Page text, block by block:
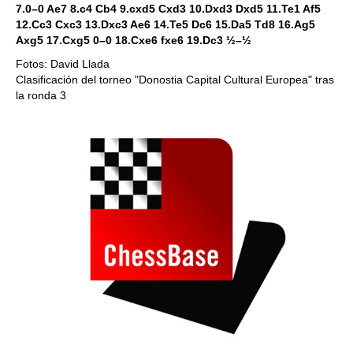
7.0–0 Ae7 8.c4 Cb4 9.cxd5 Cxd3 10.Dxd3 Dxd5 11.Te1 Af5
12.Cc3 Cxc3 13.Dxc3 Ae6 14.Te5 Dc6 15.Da5 Td8 16.Ag5
Axg5 17.Cxg5 0–0 18.Cxe6 fxe6 19.Dc3 ½–½
Fotos: David Llada
Clasificación del torneo "Donostia Capital Cultural Europea" tras
la ronda 3